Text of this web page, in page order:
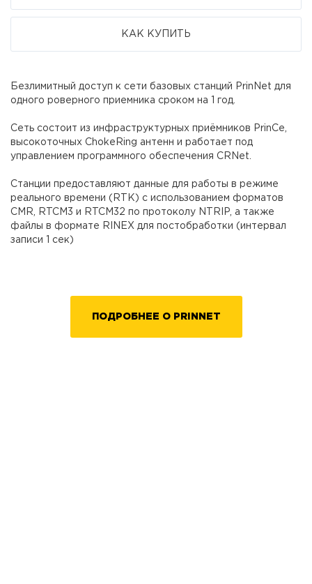
КАК КУПИТЬ
Безлимитный доступ к сети базовых станций PrinNet для
одного роверного приемника сроком на 1 год.
Cеть состоит из инфраструктурных приёмников PrinCe,
высокоточных ChokeRing антенн и работает под
управлением программного обеспечения CRNet.
Станции предоставляют данные для работы в режиме
реального времени (RTK) с использованием форматов
CMR, RTCM3 и RTCM32 по протоколу NTRIP, а также
файлы в формате RINEX для постобработки (интервал
записи 1 сек)
ПОДРОБНЕЕ О PRINNET